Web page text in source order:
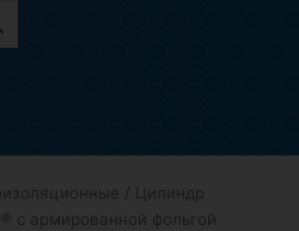
/ Цилиндр
с армированной фольгой